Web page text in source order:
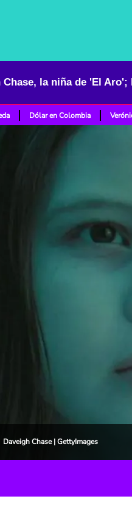
Dólar en Colombia
Daveigh Chase | GettyImages